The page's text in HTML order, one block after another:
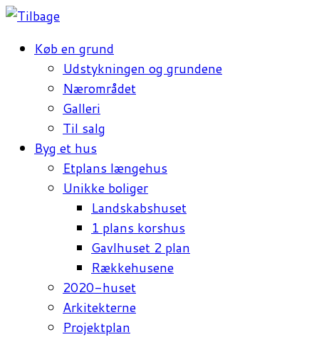
Køb en grund
Udstykningen og grundene
Nærområdet
Galleri
Til salg
Byg et hus
Etplans længehus
Unikke boliger
Landskabshuset
1 plans korshus
Gavlhuset 2 plan
Rækkehusene
2020-huset
Arkitekterne
Projektplan